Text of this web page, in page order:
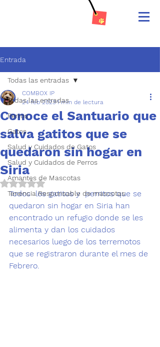
Entrada
Todas las entradas
Perros
Gatos
Salud y Cuidados de Gatos
Salud y Cuidados de Perros
Amantes de Mascotas
Tenencia Responsable de mascotas
Todas las entradas
Conoce el Santuario que
salva gatitos que se
quedaron sin hogar en
Siria
COMBOX IP
24 feb 20231 min de lectura
Obtuvo NaN de 5 estrellas.
Todos  los gatitos y  perritos que se
quedaron sin hogar en Siria han
encontrado un refugio donde se les
alimenta y dan los cuidados
necesarios luego de los terremotos
que se registraron durante el mes de
Febrero.